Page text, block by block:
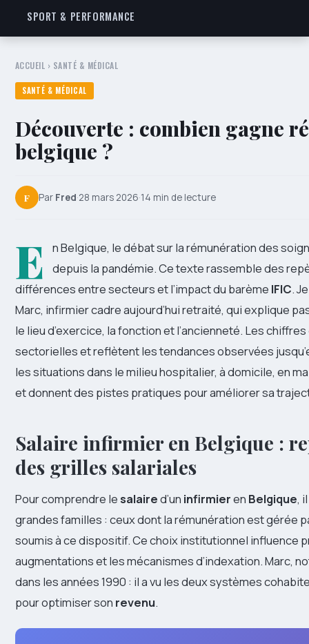
SPORT & PERFORMANCE
ACCUEIL › SANTÉ & MÉDICAL
SANTÉ & MÉDICAL
Découverte : combien gagne
belgique ?
F Par Fred·28 mars 2026·14 min de lecture
E
n Belgique, le débat sur la rémunération des
depuis la pandémie. Ce texte rassemble des
différences entre secteurs et l’impact du barème IFIC.
Marc, infirmier cadre aujourd’hui retraité, qui explique
le lieu d’exercice, la fonction et l’ancienneté. Les
sectorielles et reflètent les tendances observées
les situations dans le milieu hospitalier, à domicile, en
et donnent des pistes pratiques pour améliorer sa
Salaire infirmier en Belgique :
des grilles salariales
Pour comprendre lesalaired’un infirmieren Belgique,
grandes familles : ceux dont la rémunération est gérée
soumis à ce dispositif. Ce choix institutionnel influence
augmentations et les mécanismes d’indexation. Marc,
dans les années 1990 : il a vu les deux systèmes
pour optimiser son revenu.